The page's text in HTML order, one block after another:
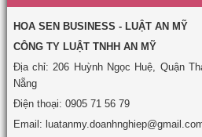
HOA SEN BUSINESS - LUẬT AN MỸ
CÔNG TY LUẬT TNHH AN MỸ
Địa chỉ: 206 Huỳnh Ngọc Huệ, Quận
Nẵng
Điện thoại: 0905 71 56 79
Email: